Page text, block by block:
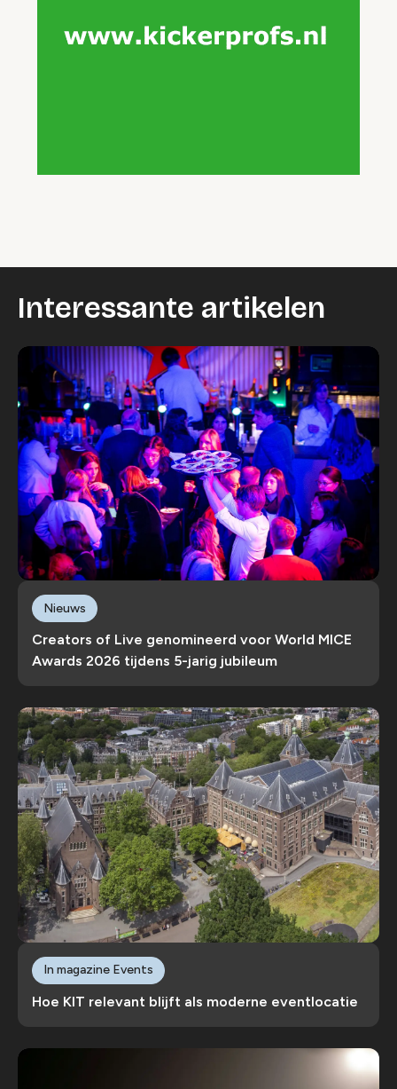
Interessante artikelen
Creators of Live genomineerd voor World MICE
Awards 2026 tijdens 5-jarig jubileum
Nieuws
Hoe KIT relevant blijft als moderne eventlocatie
In magazine Events